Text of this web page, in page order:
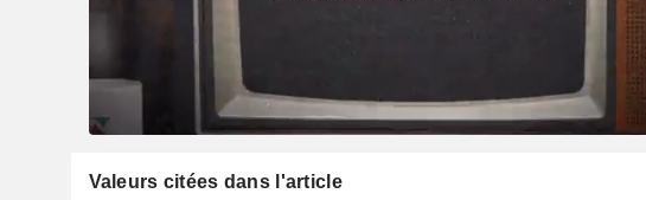
Valeurs citées dans l'article